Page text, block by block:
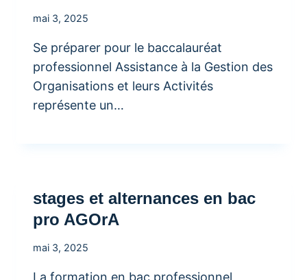
mai 3, 2025
Se préparer pour le baccalauréat
professionnel Assistance à la Gestion des
Organisations et leurs Activités
représente un…
stages et alternances en bac
pro AGOrA
mai 3, 2025
La formation en bac professionnel